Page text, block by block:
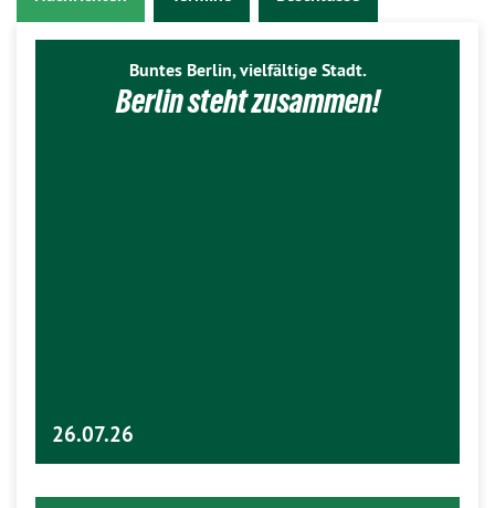
Buntes Berlin, vielfältige Stadt.
Berlin steht zusammen!
26.07.26